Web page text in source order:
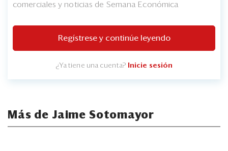
comerciales y noticias de Semana Económica
Regístrese y continúe leyendo
¿Ya tiene una cuenta? Inicie sesión
Más de Jaime Sotomayor